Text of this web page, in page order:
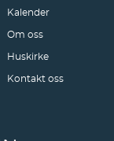
Kalender
Om oss
Huskirke
Kontakt oss